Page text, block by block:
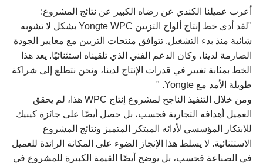
أعرب عميلنا الكندي عن رضاه الكبير عن نتائج المشروع:
"لقد أدى خط إنتاج ألواح التزيين Yongte WPC بشكل لا تشوبه
شائبة منذ بدء التشغيل. تتوافق منتجات التزيين مع معايير الجودة
الصارمة لدينا، وكان الدعم الفني الذي تلقيناه استثنائيًا. يعد هذا
الخط بمثابة تغيير في قدرات الإنتاج لدينا، ونحن نتطلع إلى شراكة
طويلة الأمد مع Yongte. "
ومن خلال التنفيذ الناجح لمشروع إنتاج WPC هذا، لم يحقق
العميل أهدافه التجارية فحسب، بل حصل أيضًا على جائزة كيبيك
للابتكار المؤسسي لأدائه المبتكر المتميز ونتائج المشروع
الاستثنائية. لا يسلط هذا الإنجاز الضوء على المكانة الرائدة للعميل
في الصناعة فحسب، بل يوضح أيضًا القيمة الكبيرة للمشروع في